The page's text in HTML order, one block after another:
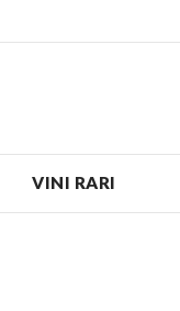
VINI RARI